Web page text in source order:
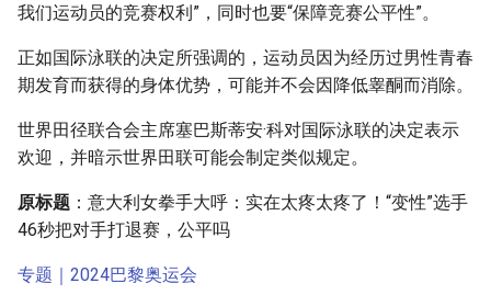
我们运动员的竞赛权利”，同时也要“保障竞赛公平性”。
正如国际泳联的决定所强调的，运动员因为经历过男性青春
期发育而获得的身体优势，可能并不会因降低睾酮而消除。
世界田径联合会主席塞巴斯蒂安·科对国际泳联的决定表示
欢迎，并暗示世界田联可能会制定类似规定。
原标题 ：意大利女拳手大呼：实在太疼太疼了！“变性”选手
46秒把对手打退赛，公平吗
专题｜2024巴黎奥运会